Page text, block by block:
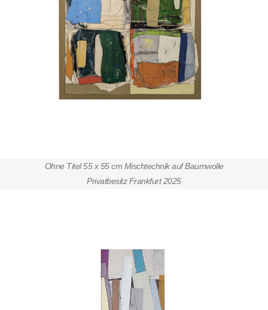
Ohne Titel 55 x 55 cm Mischtechnik auf Baumwolle
Privatbesitz Frankfurt 2025